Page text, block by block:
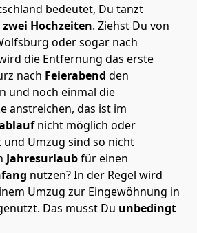
bedeutet, Du tanzt
zwei Hochzeiten. Ziehst Du von
oder sogar nach
die Entfernung das erste
nach Feierabend den
und noch einmal die
anstreichen, das ist im
nicht möglich oder
und Umzug sind so nicht
Jahresurlaubfür einen
nutzen? In der Regel wird
Umzug zur Eingewöhnung in
Das musst Du unbedingt